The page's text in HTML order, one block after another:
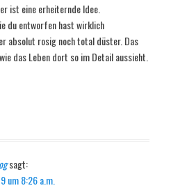
ist eine erheiternde Idee.
du entworfen hast wirklich
absolut rosig noch total düster. Das
das Leben dort so im Detail aussieht.
sagt:
um 8:26 a.m.